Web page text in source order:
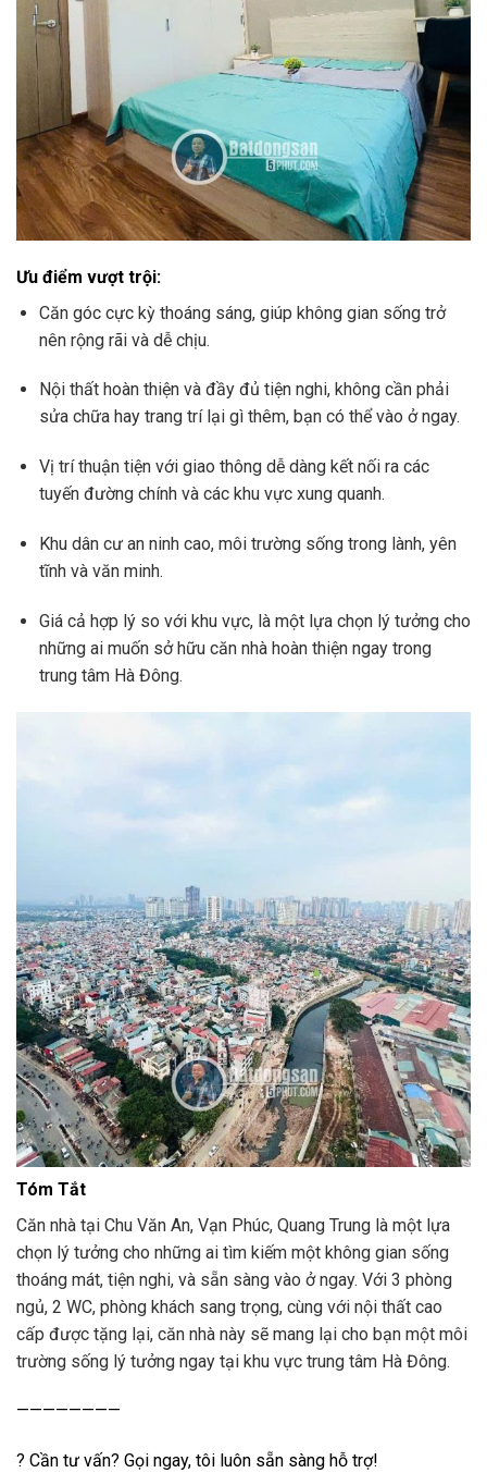
Ưu điểm vượt trội:
Căn góc cực kỳ thoáng sáng, giúp không gian sống trở
nên rộng rãi và dễ chịu.
Nội thất hoàn thiện và đầy đủ tiện nghi, không cần phải
sửa chữa hay trang trí lại gì thêm, bạn có thể vào ở ngay.
Vị trí thuận tiện với giao thông dễ dàng kết nối ra các
tuyến đường chính và các khu vực xung quanh.
Khu dân cư an ninh cao, môi trường sống trong lành, yên
tĩnh và văn minh.
Giá cả hợp lý so với khu vực, là một lựa chọn lý tưởng cho
những ai muốn sở hữu căn nhà hoàn thiện ngay trong
trung tâm Hà Đông.
Tóm Tắt
Căn nhà tại Chu Văn An, Vạn Phúc, Quang Trung là một lựa
chọn lý tưởng cho những ai tìm kiếm một không gian sống
thoáng mát, tiện nghi, và sẵn sàng vào ở ngay. Với 3 phòng
ngủ, 2 WC, phòng khách sang trọng, cùng với nội thất cao
cấp được tặng lại, căn nhà này sẽ mang lại cho bạn một môi
trường sống lý tưởng ngay tại khu vực trung tâm Hà Đông.
————————
? Cần tư vấn? Gọi ngay, tôi luôn sẵn sàng hỗ trợ!